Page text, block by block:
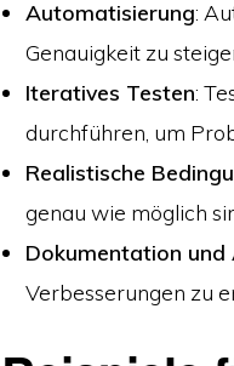
Automatisierung:
Genauigkeit zu
Iteratives Testen:
durchführen, um
Realistische
genau wie möglich
Dokumentation und
Verbesserungen zu